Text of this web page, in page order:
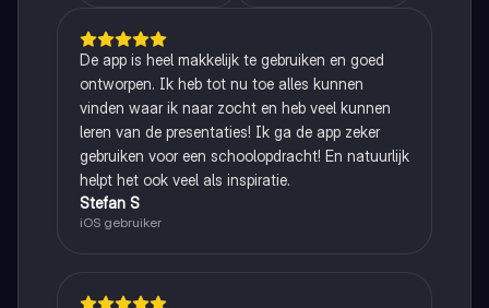
De app is heel makkelijk te gebruiken en goed
ontworpen. Ik heb tot nu toe alles kunnen
vinden waar ik naar zocht en heb veel kunnen
leren van de presentaties! Ik ga de app zeker
gebruiken voor een schoolopdracht! En natuurlijk
helpt het ook veel als inspiratie.
Stefan S
iOS gebruiker